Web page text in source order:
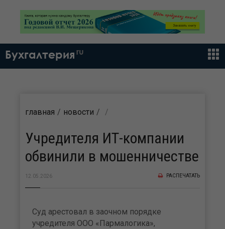
Бухгалтерия ru
главная новости
Учредителя ИТ-компании
обвинили в мошенничестве
12.05.2026 РАСПЕЧАТАТЬ
Суд арестовал в заочном порядке
учредителя ООО «Пармалогика»,